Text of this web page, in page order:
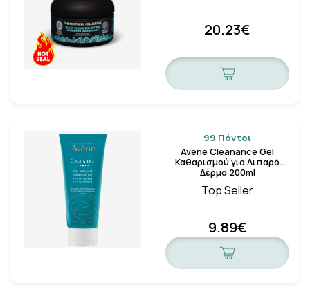
20.23€
99 Πόντοι
Avene Cleanance Gel
Καθαρισμού για Λιπαρό
Δέρμα 200ml
Top Seller
9.89€